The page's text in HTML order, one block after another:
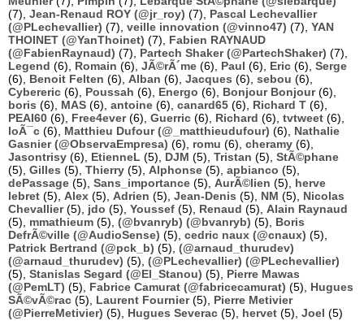
(7), Jean-Renaud ROY (@jr_roy) (7), Pascal Lechevallier
(@PLechevallier) (7), veille innovation (@vinno47) (7), YAN
THOINET (@YanThoinet) (7), Fabien RAYNAUD
(@FabienRaynaud) (7), Partech Shaker (@PartechShaker) (7),
Legend (6), Romain (6), JÃ©rÃ´me (6), Paul (6), Eric (6), Serge
(6), Benoit Felten (6), Alban (6), Jacques (6), sebou (6),
Cybereric (6), Poussah (6), Energo (6), Bonjour Bonjour(6),
boris (6), MAS (6), antoine (6), canard65 (6), Richard T (6),
PEAI60 (6), Free4ever(6), Guerric (6), Richard (6), tvtweet (6),
loÃ¯c (6), Matthieu Dufour (@_matthieudufour) (6), Nathalie
Gasnier (@ObservaEmpresa) (6), romu (6), cheramy (6),
Jasontrisy (6), EtienneL (5), DJM (5), Tristan (5), StÃ©phane
(5), Gilles (5), Thierry (5), Alphonse (5), apbianco (5),
dePassage (5), Sans_importance (5), AurÃ©lien (5), herve
lebret (5), Alex (5), Adrien (5), Jean-Denis (5), NM (5), Nicolas
Chevallier(5), jdo (5), Youssef (5), Renaud (5), Alain Raynaud
(5), mmathieum (5), (@bvanryb) (@bvanryb) (5), Boris
DefrÃ©ville (@AudioSense) (5), cedric naux (@cnaux) (5),
Patrick Bertrand (@pck_b) (5), (@arnaud_thurudev)
(@arnaud_thurudev) (5), (@PLechevallier) (@PLechevallier)
(5), Stanislas Segard (@El_Stanou) (5), Pierre Mawas
(@PemLT) (5), Fabrice Camurat (@fabricecamurat) (5), Hugues
SÃ©vÃ©rac (5), Laurent Fournier(5), Pierre Metivier
(@PierreMetivier) (5), Hugues Severac (5), hervet (5), Joel (5)